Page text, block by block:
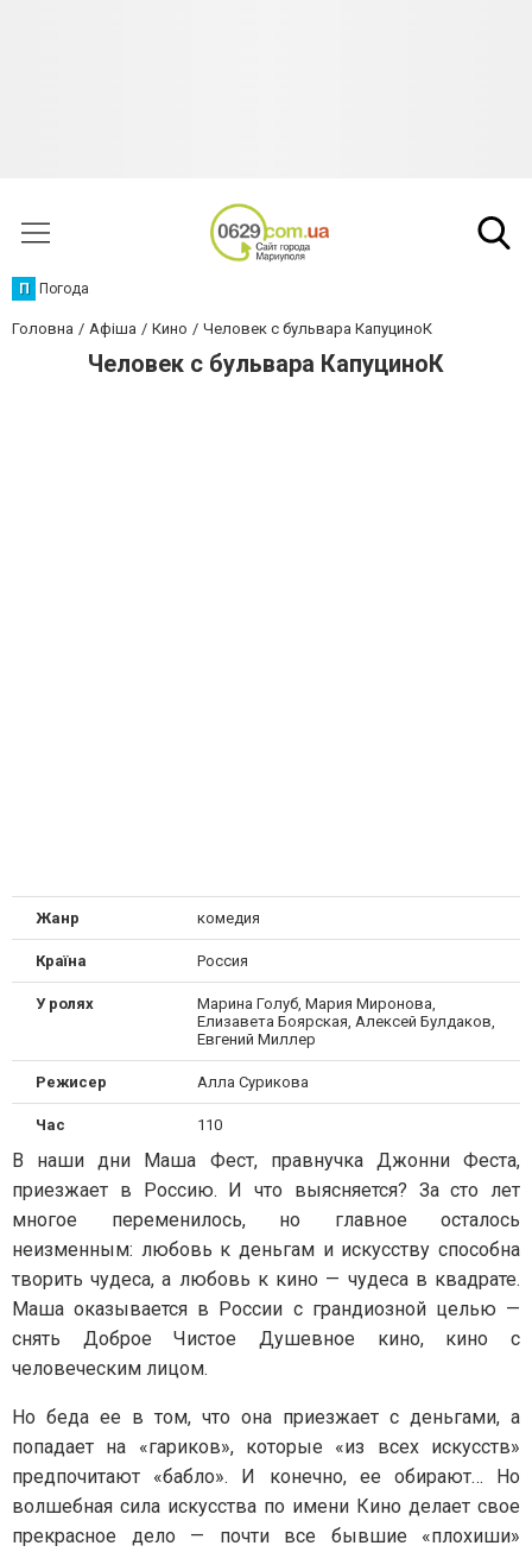
П Погода
Головна Афіша Кино Человек с бульвара КапуциноК
Человек с бульвара КапуциноК
Жанр комедия
Країна Россия
У ролях
Марина Голуб, Мария Миронова,
Елизавета Боярская, Алексей Булдаков,
Евгений Миллер
Режисер Алла Сурикова
Час 110
В наши дни Маша Фест, правнучка Джонни Феста,
приезжает в Россию. И что выясняется? За сто лет
многое переменилось, но главное осталось
неизменным: любовь к деньгам и искусству способна
творить чудеса, а любовь к кино — чудеса в квадрате.
Маша оказывается в России с грандиозной целью —
снять Доброе Чистое Душевное кино, кино с
человеческим лицом.
Но беда ее в том, что она приезжает с деньгами, а
попадает на «гариков», которые «из всех искусств»
предпочитают «бабло». И конечно, ее обирают… Но
волшебная сила искусства по имени Кино делает свое
прекрасное дело — почти все бывшие «плохиши»